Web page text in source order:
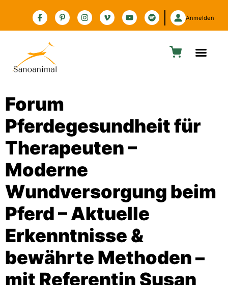
Zur Barrierefreiheitserklärung
Anmelden
Forum
Pferdegesundheit für
Therapeuten –
Moderne
Wundversorgung beim
Pferd – Aktuelle
Erkenntnisse &
bewährte Methoden –
mit Referentin Susan